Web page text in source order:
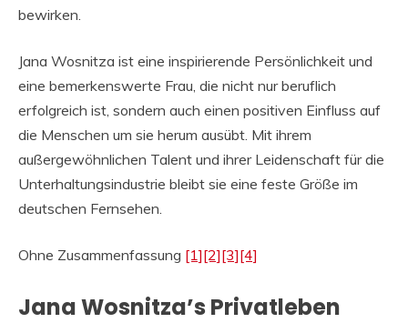
bewirken.
Jana Wosnitza ist eine inspirierende Persönlichkeit und
eine bemerkenswerte Frau, die nicht nur beruflich
erfolgreich ist, sondern auch einen positiven Einfluss auf
die Menschen um sie herum ausübt. Mit ihrem
außergewöhnlichen Talent und ihrer Leidenschaft für die
Unterhaltungsindustrie bleibt sie eine feste Größe im
deutschen Fernsehen.
Ohne Zusammenfassung [1][2][3][4]
Jana Wosnitza’s Privatleben